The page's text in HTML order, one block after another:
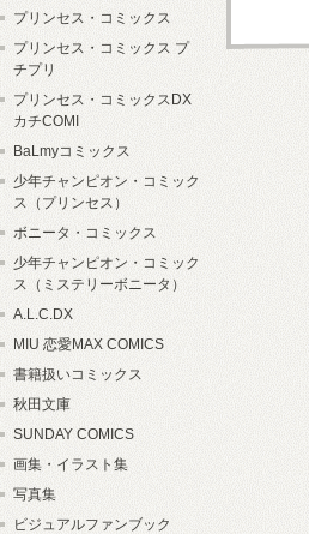
プリンセス・コミックス
プリンセス・コミックス プ
チプリ
プリンセス・コミックスDX
カチCOMI
BaLmyコミックス
少年チャンピオン・コミック
ス（プリンセス）
ボニータ・コミックス
少年チャンピオン・コミック
ス（ミステリーボニータ）
A.L.C.DX
MIU 恋愛MAX COMICS
書籍扱いコミックス
秋田文庫
SUNDAY COMICS
画集・イラスト集
写真集
ビジュアルファンブック